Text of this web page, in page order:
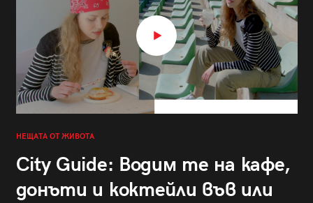
НЕЩАТА ОТ ЖИВОТА
City Guide: Водим те на кафе,
донъти и коктейли във или